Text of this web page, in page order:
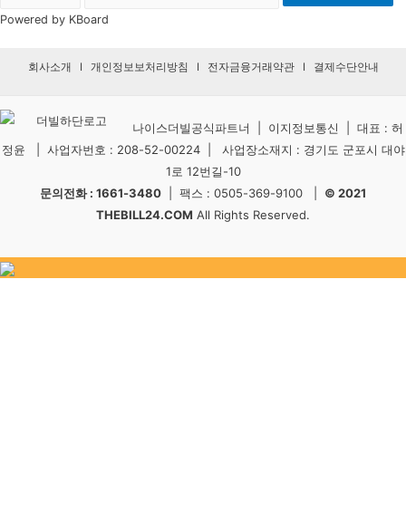
Powered by KBoard
회사소개 I 개인정보보처리방침 I 전자금융거래약관I 결제수단안내
나이스더빌공식파트너 | 이지정보통신 | 대표 : 허
정윤 | 사업자번호 : 208-52-00224 | 사업장소재지 : 경기도 군포시 대야
1로 12번길-10
문의전화 : 1661-3480 | 팩스 : 0505-369-9100 | © 2021
THEBILL24.COM All Rights Reserved.